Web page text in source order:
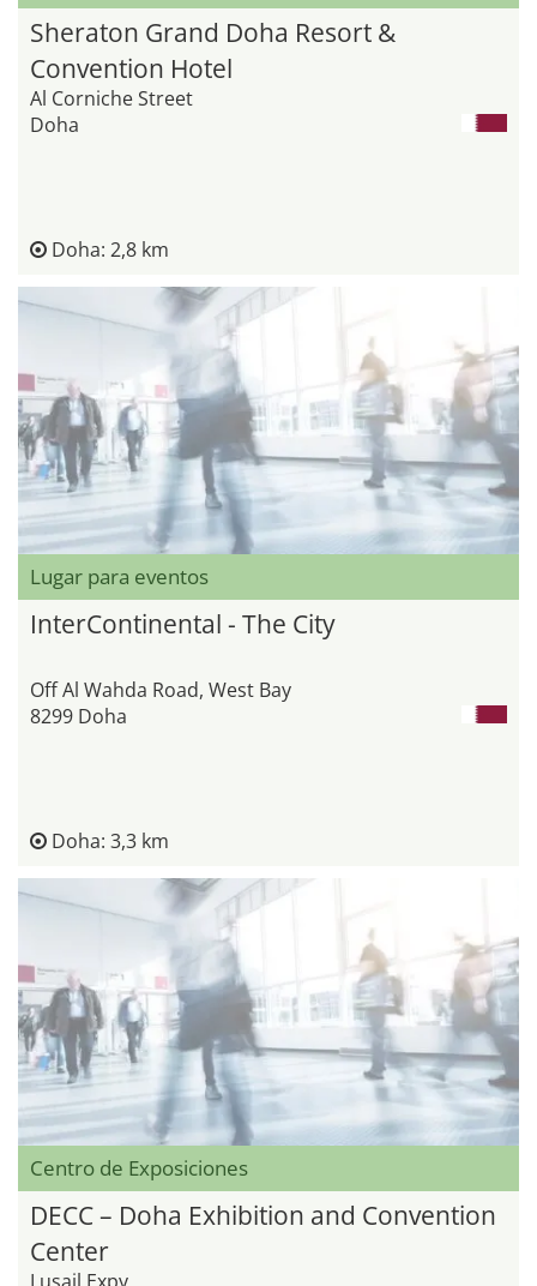
Sheraton Grand Doha Resort &
Convention Hotel
Al Corniche Street
Doha
Doha: 2,8 km
Lugar para eventos
InterContinental - The City
Off Al Wahda Road, West Bay
8299 Doha
Doha: 3,3 km
Centro de Exposiciones
DECC – Doha Exhibition and Convention
Center